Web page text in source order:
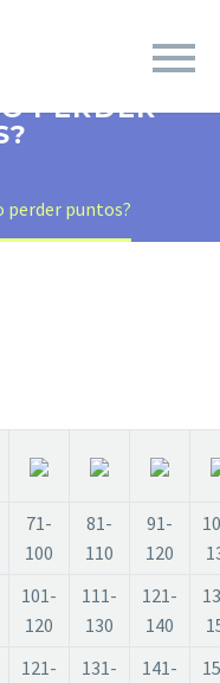
PERDER
perder puntos?
71-
100
81-
110
91-
120
101-
120
111-
130
121-
140
121-
131-
141-